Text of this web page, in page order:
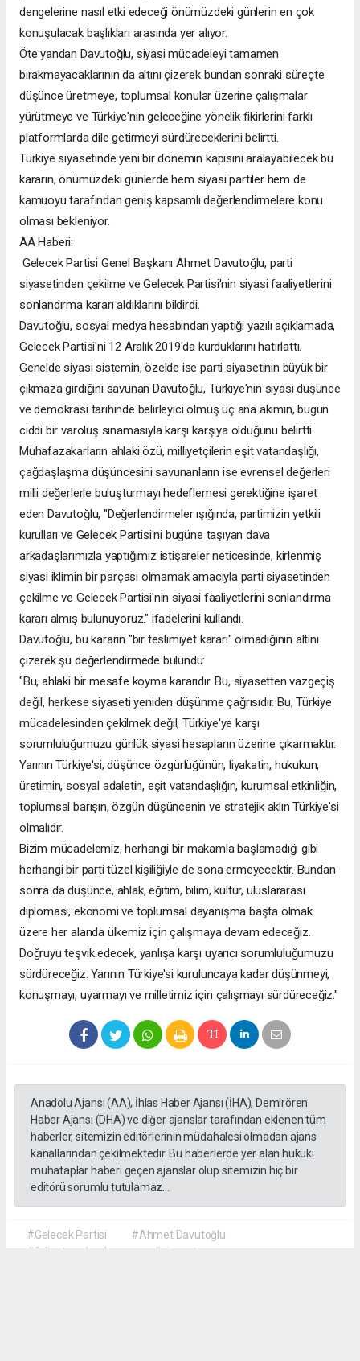
dengelerine nasıl etki edeceği önümüzdeki günlerin en çok
konuşulacak başlıkları arasında yer alıyor.
Öte yandan Davutoğlu, siyasi mücadeleyi tamamen
bırakmayacaklarının da altını çizerek bundan sonraki süreçte
düşünce üretmeye, toplumsal konular üzerine çalışmalar
yürütmeye ve Türkiye'nin geleceğine yönelik fikirlerini farklı
platformlarda dile getirmeyi sürdüreceklerini belirtti.
Türkiye siyasetinde yeni bir dönemin kapısını aralayabilecek bu
kararın, önümüzdeki günlerde hem siyasi partiler hem de
kamuoyu tarafından geniş kapsamlı değerlendirmelere konu
olması bekleniyor.
AA Haberi:
Gelecek Partisi Genel Başkanı Ahmet Davutoğlu, parti
siyasetinden çekilme ve Gelecek Partisi'nin siyasi faaliyetlerini
sonlandırma kararı aldıklarını bildirdi.
Davutoğlu, sosyal medya hesabından yaptığı yazılı açıklamada,
Gelecek Partisi'ni 12 Aralık 2019'da kurduklarını hatırlattı.
Genelde siyasi sistemin, özelde ise parti siyasetinin büyük bir
çıkmaza girdiğini savunan Davutoğlu, Türkiye'nin siyasi düşünce
ve demokrasi tarihinde belirleyici olmuş üç ana akımın, bugün
ciddi bir varoluş sınamasıyla karşı karşıya olduğunu belirtti.
Muhafazakarların ahlaki özü, milliyetçilerin eşit vatandaşlığı,
çağdaşlaşma düşüncesini savunanların ise evrensel değerleri
milli değerlerle buluşturmayı hedeflemesi gerektiğine işaret
eden Davutoğlu, "Değerlendirmeler ışığında, partimizin yetkili
kurulları ve Gelecek Partisi'ni bugüne taşıyan dava
arkadaşlarımızla yaptığımız istişareler neticesinde, kirlenmiş
siyasi iklimin bir parçası olmamak amacıyla parti siyasetinden
çekilme ve Gelecek Partisi'nin siyasi faaliyetlerini sonlandırma
kararı almış bulunuyoruz." ifadelerini kullandı.
Davutoğlu, bu kararın "bir teslimiyet kararı" olmadığının altını
çizerek şu değerlendirmede bulundu:
"Bu, ahlaki bir mesafe koyma kararıdır. Bu, siyasetten vazgeçiş
değil, herkese siyaseti yeniden düşünme çağrısıdır. Bu, Türkiye
mücadelesinden çekilmek değil, Türkiye'ye karşı
sorumluluğumuzu günlük siyasi hesapların üzerine çıkarmaktır.
Yarının Türkiye'si; düşünce özgürlüğünün, liyakatin, hukukun,
üretimin, sosyal adaletin, eşit vatandaşlığın, kurumsal etkinliğin,
toplumsal barışın, özgün düşüncenin ve stratejik aklın Türkiye'si
olmalıdır.
Bizim mücadelemiz, herhangi bir makamla başlamadığı gibi
herhangi bir parti tüzel kişiliğiyle de sona ermeyecektir. Bundan
sonra da düşünce, ahlak, eğitim, bilim, kültür, uluslararası
diplomasi, ekonomi ve toplumsal dayanışma başta olmak
üzere her alanda ülkemiz için çalışmaya devam edeceğiz.
Doğruyu teşvik edecek, yanlışa karşı uyarıcı sorumluluğumuzu
sürdüreceğiz. Yarının Türkiye'si kuruluncaya kadar düşünmeyi,
konuşmayı, uyarmayı ve milletimiz için çalışmayı sürdüreceğiz."
Anadolu Ajansı (AA), İhlas Haber Ajansı (İHA), Demirören
Haber Ajansı (DHA) ve diğer ajanslar tarafından eklenen tüm
haberler, sitemizin editörlerinin müdahalesi olmadan ajans
kanallarından çekilmektedir. Bu haberlerde yer alan hukuki
muhataplar haberi geçen ajanslar olup sitemizin hiç bir
editörü sorumlu tutulamaz...
#Gelecek Partisi
#Ahmet Davutoğlu
#faliyet sonlandırma
#siyaset